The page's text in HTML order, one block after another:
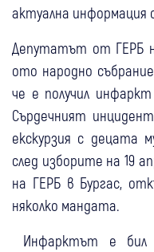
актуална информация
Депутатът от ГЕРБ
ото народно
че е получил
Сърдечният
екскурзия с децата
след изборите на 19
на ГЕРБ в Бургас,
няколко мандата.
Инфарктът е бил